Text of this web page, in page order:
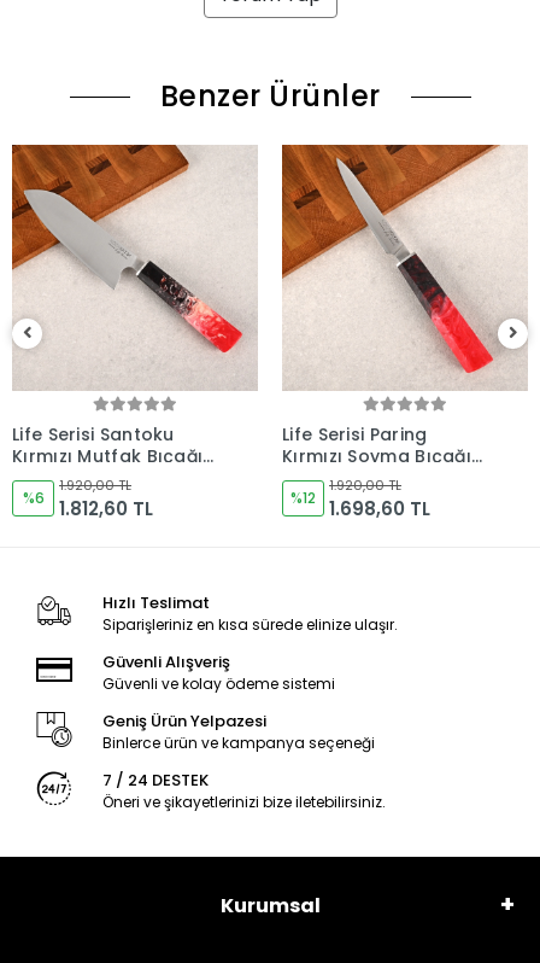
Benzer Ürünler
Life Serisi Paring
Kırmızı Soyma Bıçağı
120mm Namlu -
Kocakaya Bıçakları
%12
1.920,00 TL
1.698,60 TL
Life Serisi Outdoor2
Kırmızı Kamp Bıçağı
165mm Namlu -
Kocakaya Bıçakları
%6
1.920,00 TL
1.812,60 TL
Hızlı Teslimat
Siparişleriniz en kısa sürede elinize ulaşır.
Güvenli Alışveriş
Güvenli ve kolay ödeme sistemi
Geniş Ürün Yelpazesi
Binlerce ürün ve kampanya seçeneği
7 / 24 DESTEK
Öneri ve şikayetlerinizi bize iletebilirsiniz.
Kurumsal